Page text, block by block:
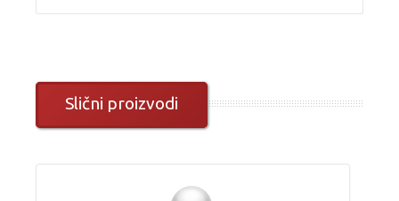
Slični proizvodi